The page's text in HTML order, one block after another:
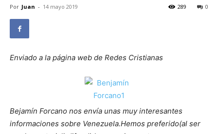
Por Juan - 14 mayo 2019 0
289
Enviado a la página web de Redes Cristianas
Bejamín Forcano nos envía unas muy interesantes
informaciones sobre Venezuela.Hemos preferido(al ser